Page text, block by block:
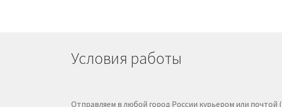
Условия работы
Отправляем в любой город России курьером или почтой (